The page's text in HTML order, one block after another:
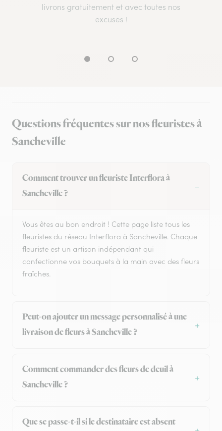
livrons gratuitement et avec toutes nos
excuses !
Questions fréquentes sur nos fleuristes à
Sancheville
Comment trouver un fleuriste Interflora à
Sancheville ?
Vous êtes au bon endroit ! Cette page liste tous les
fleuristes du réseau Interflora à Sancheville. Chaque
fleuriste est un artisan indépendant qui
confectionne vos bouquets à la main avec des fleurs
fraîches.
Peut-on ajouter un message personnalisé à une
livraison de fleurs à Sancheville ?
Comment commander des fleurs de deuil à
Sancheville ?
Que se passe-t-il si le destinataire est absent